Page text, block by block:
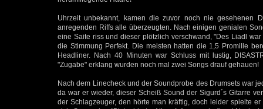
Uhrzeit unbekannt, kamen die zuvor noch nie gesehenen
anregenden Riffs alle überzeugten. Nach einigen genialen
eine Saite riss und dieser plötzlich verschwand, "Des Liadl
die Stimmung Perfekt. Die meisten hatten die 1,5 Promille
Headliner. Nach 40 Minuten war Schluss mit lustig,
"Zugabe" erklang wurden noch mal zwei Songs drauf gehauen!
Nach dem Linecheck und der Soundprobe des Drumsets war
da war er wieder, dieser Scheiß Sound der Sigurd´s Gitarre
der Schlagzeuger, den hörte man kräftig, doch leider spielte